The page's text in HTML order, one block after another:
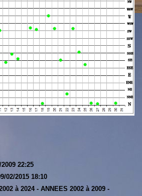
22:25
02/2015 18:10
à 2024 - ANNEES 2002 à 2009 -